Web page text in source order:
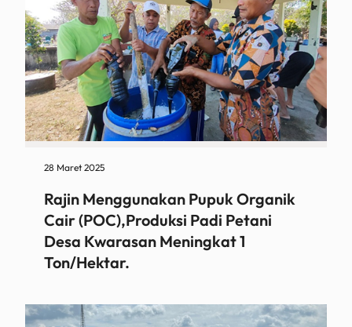
28 Maret 2025
Rajin Menggunakan Pupuk Organik
Cair (POC),Produksi Padi Petani
Desa Kwarasan Meningkat 1
Ton/Hektar.